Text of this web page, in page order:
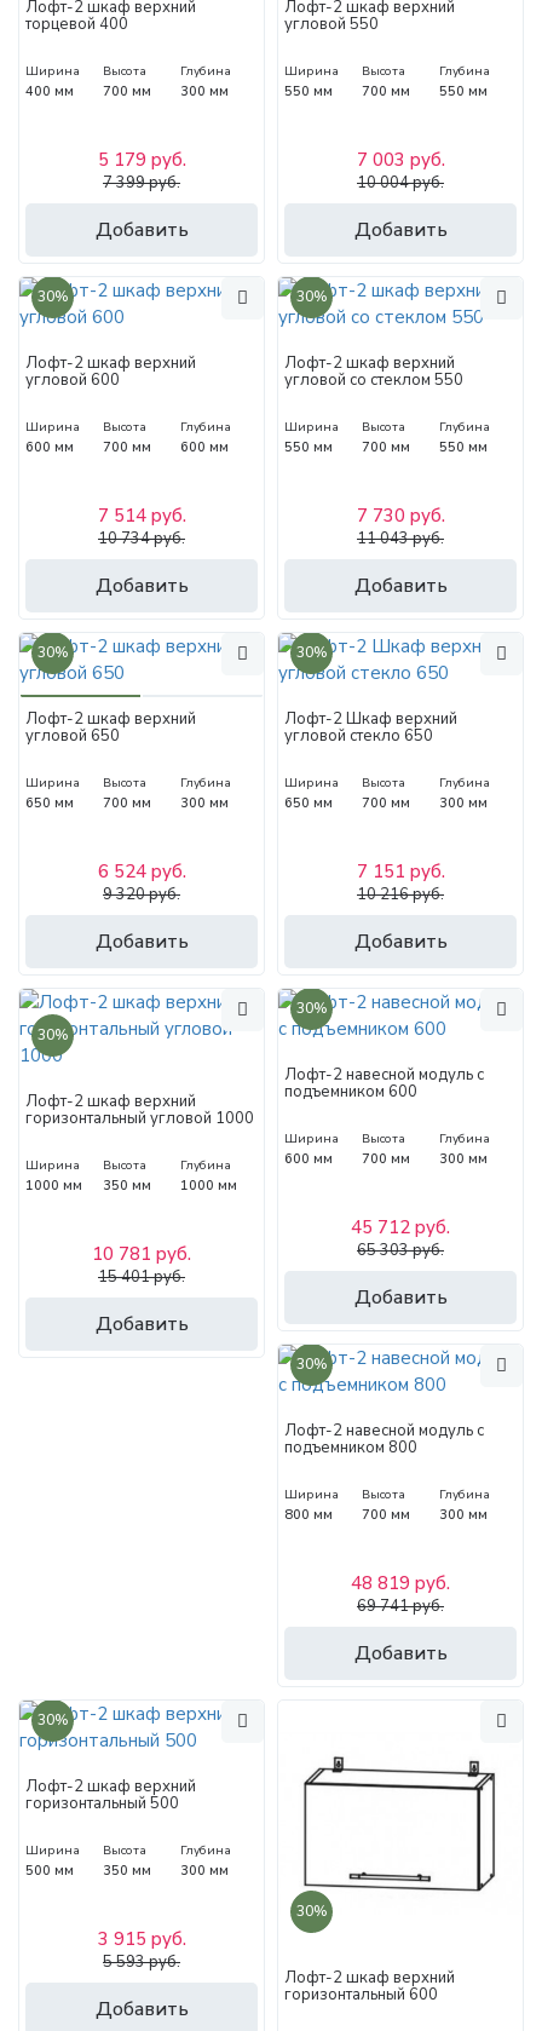
Лофт-2 шкаф верхний
торцевой 400
Ширина
400 мм
Высота
700 мм
Глубина
300 мм
Добавить
5 179 руб.
7 399 руб.
Лофт-2 шкаф верхний
угловой 550
Ширина
550 мм
Высота
700 мм
Глубина
550 мм
Добавить
7 003 руб.
10 004 руб.
30%
Лофт-2 шкаф верхний
угловой 600
Ширина
600 мм
Высота
700 мм
Глубина
600 мм
Добавить
7 514 руб.
10 734 руб.
30%
Лофт-2 шкаф верхний
угловой со стеклом 550
Ширина
550 мм
Высота
700 мм
Глубина
550 мм
Добавить
7 730 руб.
11 043 руб.
30%
Лофт-2 шкаф верхний
угловой 650
Ширина
650 мм
Высота
700 мм
Глубина
300 мм
Добавить
6 524 руб.
9 320 руб.
30%
Лофт-2 Шкаф верхний
угловой стекло 650
Ширина
650 мм
Высота
700 мм
Глубина
300 мм
Добавить
7 151 руб.
10 216 руб.
30%
Лофт-2 шкаф верхний
горизонтальный угловой 1000
Ширина
1000 мм
Высота
350 мм
Глубина
1000 мм
Добавить
10 781 руб.
15 401 руб.
30%
Лофт-2 навесной модуль с
подъемником 600
Ширина
600 мм
Высота
700 мм
Глубина
300 мм
Добавить
45 712 руб.
65 303 руб.
30%
Лофт-2 навесной модуль с
подъемником 800
Ширина
800 мм
Высота
700 мм
Глубина
300 мм
Добавить
48 819 руб.
69 741 руб.
30%
Лофт-2 шкаф верхний
горизонтальный 500
Ширина
500 мм
Высота
350 мм
Глубина
300 мм
Добавить
3 915 руб.
5 593 руб.
30%
Лофт-2 шкаф верхний
горизонтальный 600